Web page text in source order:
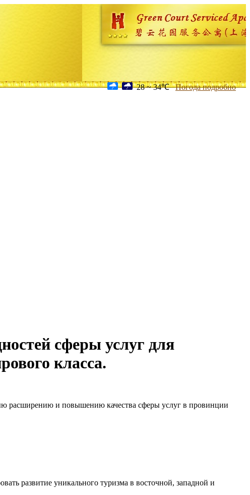
28 ~ 34℃ Погода подробно
сферы услуг для
класса.
расширению и повышению качества сферы услуг в провинции
развитие уникального туризма в восточной, западной и